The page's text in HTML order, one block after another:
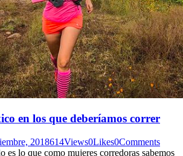
en los que deberíamos correr
2018614Views0Likes0Comments
es lo que como mujeres corredoras sabemos